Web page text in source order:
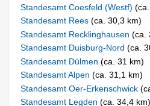
Standesamt Coesfeld (Westf)
Standesamt Rees(ca. 30,3 km)
Standesamt Recklinghausen(ca.
Standesamt Duisburg-Nord(ca.
Standesamt Dülmen(ca. 31 km)
Standesamt Alpen(ca. 31,1 km)
Standesamt Oer-Erkenschwick
Standesamt Legden(ca. 34,4 km)